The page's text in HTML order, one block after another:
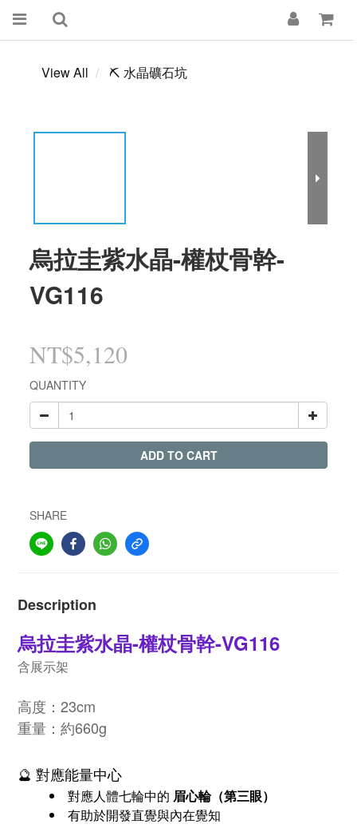
View All ⛏️ 水晶礦石坑
烏拉圭紫水晶-權杖骨幹-
VG116
NT$5,120
QUANTITY
ADD TO CART
SHARE
Description
烏拉圭紫水晶-權杖骨幹-VG116
含展示架
高度：23cm
重量：約660g
🔮 對應能量中心
對應人體七輪中的 眉心輪（第三眼）
有助於開發直覺與內在覺知